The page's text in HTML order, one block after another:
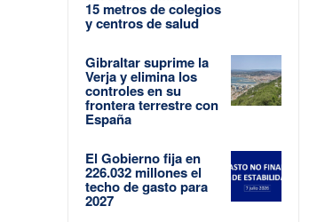
15 metros de colegios
y centros de salud
Gibraltar suprime la
Verja y elimina los
controles en su
frontera terrestre con
España
El Gobierno fija en
226.032 millones el
techo de gasto para
2027